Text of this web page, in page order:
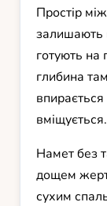
Простір
залишають
готують на
глибина
вміщується.
Намет без
дощем
сухим